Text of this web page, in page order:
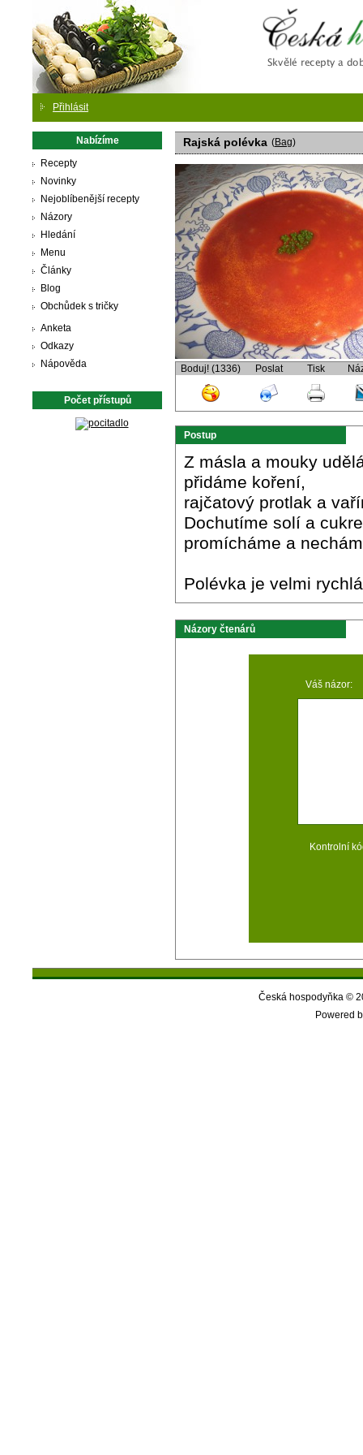
Přihlásit
Nabízíme
Recepty
Novinky
Nejoblíbenější recepty
Názory
Hledání
Menu
Články
Blog
Obchůdek s tričky
Anketa
Odkazy
Nápověda
Počet přístupů
Rajská polévka (Bag)
Boduj! (1336) Poslat Tisk
Postup
Z másla a mouky
přidáme koření,
rajčatový protlak a
Dochutíme solí a
promícháme a
Polévka je velmi
Názory čtenárů
Váš názor:
Kontrolní
Česká hospodyňka ©
Powered